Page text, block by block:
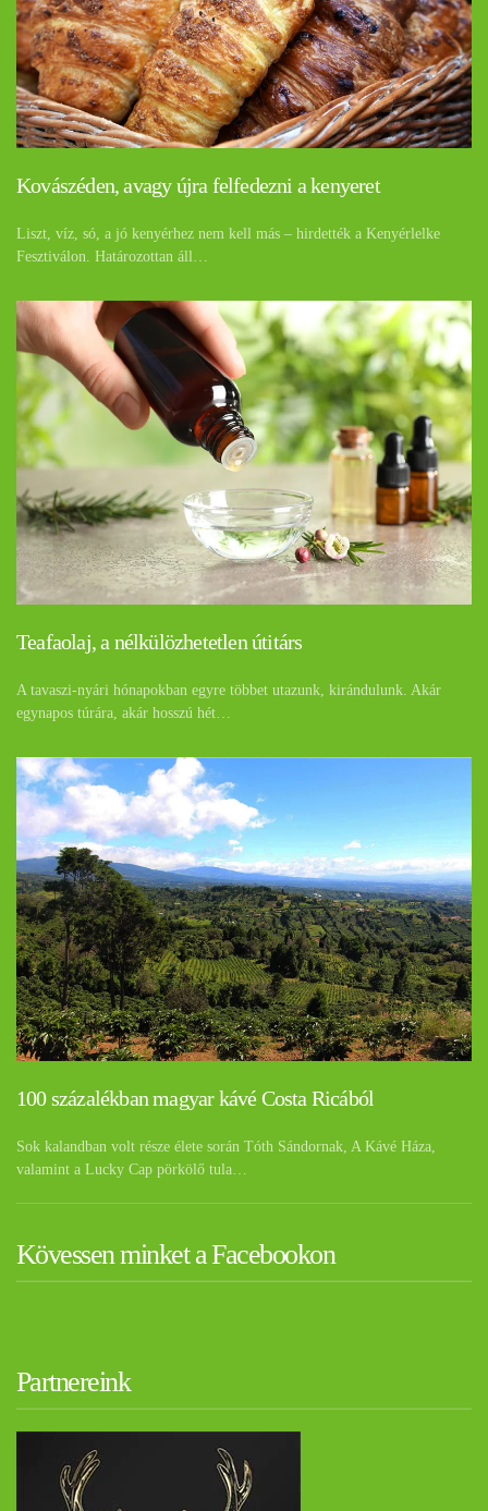
Kovászéden, avagy újra felfedezni a kenyeret
Liszt, víz, só, a jó kenyérhez nem kell más – hirdették a Kenyérlelke
Fesztiválon. Határozottan áll…
Teafaolaj, a nélkülözhetetlen útitárs
A tavaszi-nyári hónapokban egyre többet utazunk, kirándulunk. Akár
egynapos túrára, akár hosszú hét…
100 százalékban magyar kávé Costa Ricából
Sok kalandban volt része élete során Tóth Sándornak, A Kávé Háza,
valamint a Lucky Cap pörkölő tula…
Kövessen minket a Facebookon
Partnereink